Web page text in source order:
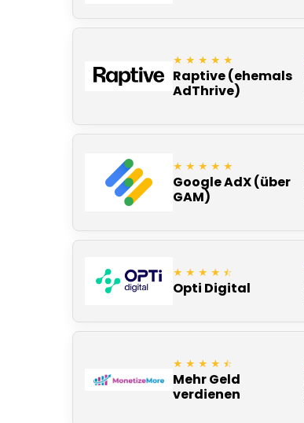
★★★★★
Raptive (ehemals
AdThrive)
★★★★★
Google AdX (über
GAM)
★★★★⯪
Opti Digital
★★★★⯪
Mehr Geld
verdienen